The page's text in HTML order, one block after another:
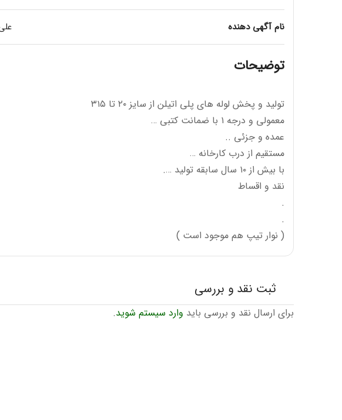
نام آگهی دهنده
توضیحات
تولید و پخش لوله های پلی اتیلن از سایز ۲۰ تا ۳۱۵
معمولی و درجه ۱ با ضمانت کتبی …
عمده و جزئی ..
مستقیم از درب کارخانه …
با بیش از ۱۰ سال سابقه تولید ….
نقد و اقساط
.
.
( نوار تیپ هم موجود است )
ثبت نقد و بررسی
برای ارسال نقد و بررسی باید وارد سیستم شوید.